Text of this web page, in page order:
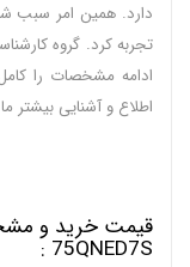
دارد. همین امر سبب
تجربه کرد. گروه
ادامه مشخصات را
اطلاع و آشنایی بیشتر
قیمت خرید و
75QNED7S :